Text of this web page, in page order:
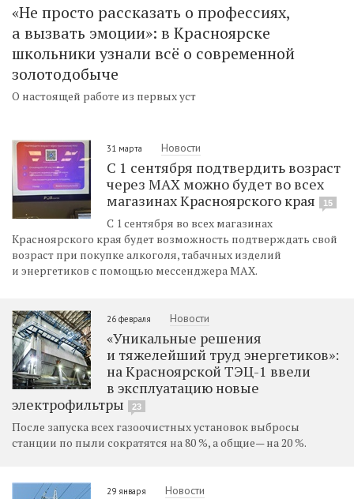
«Не просто рассказать о профессиях,
а вызвать эмоции»: в Красноярске
школьники узнали всё о современной
золотодобыче
О настоящей работе из первых уст
31 марта Новости
С 1 сентября подтвердить возраст
через MAX можно будет во всех
магазинах Красноярского края
15
С 1 сентября во всех магазинах
Красноярского края будет возможность подтверждать свой
возраст при покупке алкоголя, табачных изделий
и энергетиков с помощью мессенджера MAX.
26 февраля Новости
«Уникальные решения
и тяжелейший труд энергетиков»:
на Красноярской ТЭЦ-1 ввели
в эксплуатацию новые
электрофильтры
23
После запуска всех газоочистных установок выбросы
станции по пыли сократятся на 80 %, а общие— на 20 %.
29 января Новости